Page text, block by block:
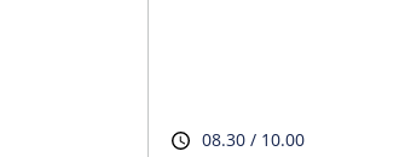
08.30 / 10.00